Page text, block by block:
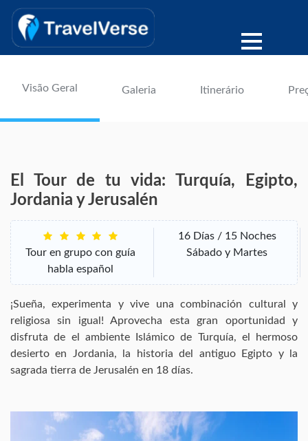
Visão Geral Galeria Itinerário
El Tour de tu vida: Turquía, Egipto,
Jordania y Jerusalén
16 Días / 15 Noches
Tour en grupo con guía
habla español
Sábado y Martes
¡Sueña, experimenta y vive una combinación cultural y
religiosa sin igual! Aprovecha esta gran oportunidad y
disfruta de el ambiente Islámico de Turquía, el hermoso
desierto en Jordania, la historia del antiguo Egipto y la
sagrada tierra de Jerusalén en 18 días.